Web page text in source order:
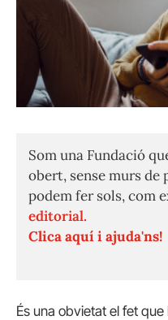
Som una Fundació
obert, sense murs de
podem fer sols, com
editorial.
Clica aquí i ajuda'ns!
És una obvietat el fet